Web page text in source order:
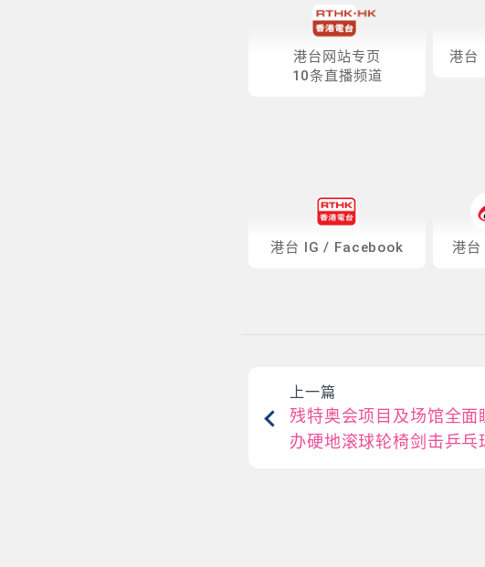
港台网站专页
10条直播频道
港台
港台 IG / Facebook 港
上一篇
残特奥会项目及场馆全
办硬地滚球轮椅剑击乒乓